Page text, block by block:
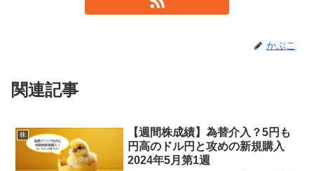
かぶこ
関連記事
株
【週間株成績】為替介入？5円も
円高のドル円と攻めの新規購入
2024年5月第1週